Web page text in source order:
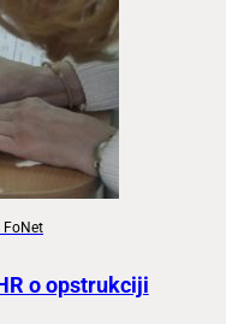
FoNet
o opstrukciji